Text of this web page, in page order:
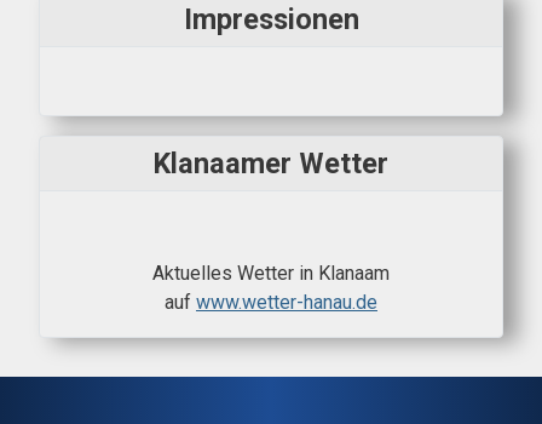
Impressionen
Klanaamer Wetter
Aktuelles Wetter in Klanaam
auf www.wetter-hanau.de